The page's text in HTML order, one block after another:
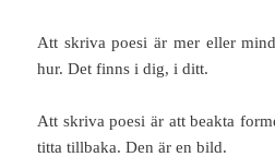
Att skriva poesi är mer eller
hur. Det finns i dig, i ditt.
Att skriva poesi är att beakta
titta tillbaka. Den är en bild.